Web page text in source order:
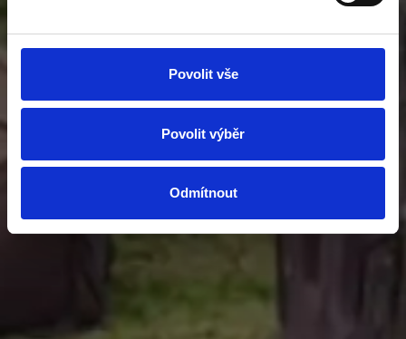
Povolit vše
Povolit výběr
Odmítnout